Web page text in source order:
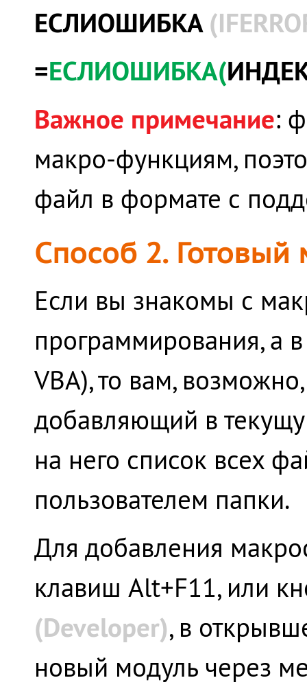
ЕСЛИОШИБКА
=ЕСЛИОШИБКА(
Важное примечание:
макро-функциям,
файл в формате с
Способ 2.
Если вы знакомы с
программирования, а
VBA), то вам,
добавляющий в
на него список всех
пользователем папки.
Для добавления
клавиш Alt+F11, или
(Developer), в
новый модуль через